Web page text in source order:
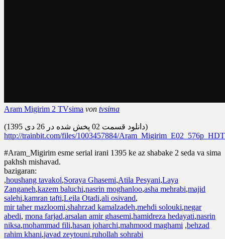
Aram Migirim 2 TVsima von tvsima
(دانلود قسمت 02 پخش شده در 26 دی 1395)
http://trainbit.com/files/1003457884/
#Aram_Migirim esme serial irani 1395 ke az shabake 2 seda va sima
pakhsh mishavad.
bazigaran:
,houshang tavakol,Soraya Ghasemi,Atila Pesyani,Laya
Zanganeh,kazem baluchi,nasrin moghanloo,asha mehrabi,majid
salehi,kamran tafti,Leila Otadi,ali osivand,
mir taher mazloomi,shahrzad kamalzadeh,mehdi solouki,negar
abedi, mona farjad,arsalan amir ghasemi,hamidreza hedayati,nasrin
niksa,mohammad fili,hasan joharchi,mahmood maghami ,behzad
rahim khani,javad zeytouni,ruhollah sohrabi